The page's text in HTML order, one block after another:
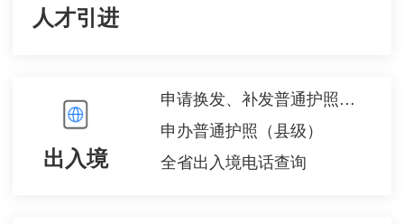
人才引进
出入境
申请换发、补发普通护照（县级）
申办普通护照（县级）
全省出入境电话查询